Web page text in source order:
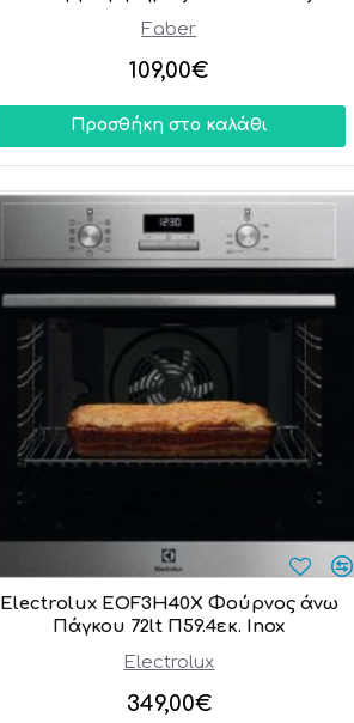
Faber
109,00€
Προσθήκη στο καλάθι
Electrolux
Electrolux EOF3H40X Φούρνος άνω
Πάγκου 72lt Π59.4εκ. Inox
349,00€